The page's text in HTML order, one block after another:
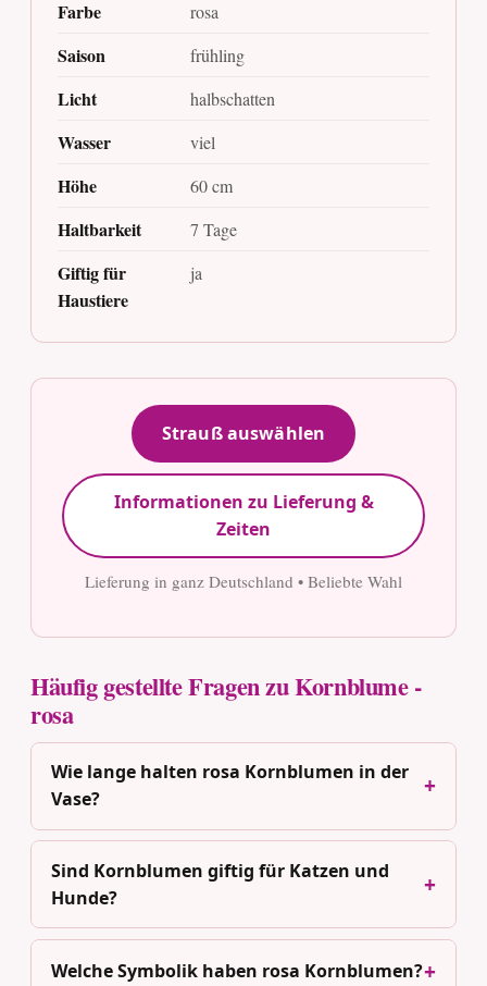
Farbe rosa
Saison frühling
Licht halbschatten
Wasser viel
Höhe 60 cm
Haltbarkeit 7 Tage
Giftig für
Haustiere
ja
Strauß auswählen
Informationen zu Lieferung &
Zeiten
Lieferung in ganz Deutschland • Beliebte Wahl
Häufig gestellte Fragen zu Kornblume -
rosa
Wie lange halten rosa Kornblumen in der
Vase?
Sind Kornblumen giftig für Katzen und
Hunde?
Welche Symbolik haben rosa Kornblumen?